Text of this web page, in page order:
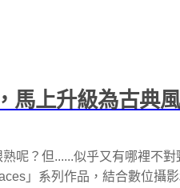
馬上升級為古典風
呢？但......似乎又有哪裡不
」系列作品，結合數位攝影